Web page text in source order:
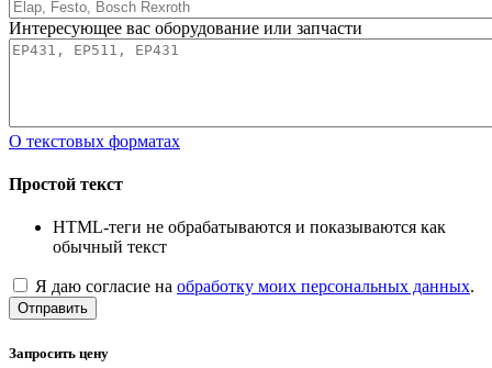
Интересующее вас оборудование или запчасти
О текстовых форматах
Простой текст
HTML-теги не обрабатываются и показываются как
обычный текст
Я даю согласие на обработку моих персональных данных.
Отправить
Запросить цену